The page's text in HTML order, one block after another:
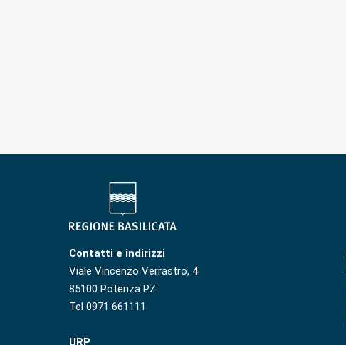
Contatti e indirizzi
Viale Vincenzo Verrastro, 4
85100 Potenza PZ
Tel 0971 661111
URP